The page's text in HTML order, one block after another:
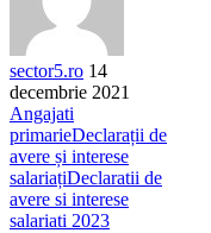
sector5.ro 14
decembrie 2021
Angajati
primarieDeclarații de
avere și interese
salariațiDeclaratii de
avere si interese
salariati 2023